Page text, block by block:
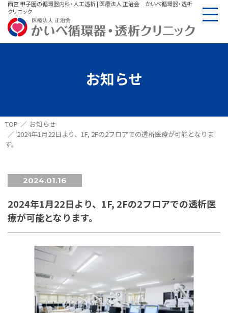
西宮 甲子園の循環器内科・人工透析 | 医療法人 正治会 かいべ循環器・透析
クリニック
お知らせ
TOP
お知らせ
2024年1月22日より、1F, 2Fの2フロアでの透析医療が可能となりま
す。
2024.01.16
2024年1月22日より、1F, 2Fの2フロアでの透析医
療が可能となります。